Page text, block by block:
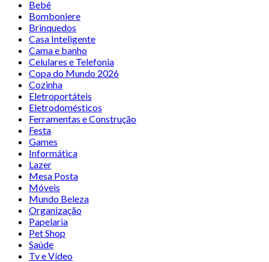
Bebê
Bomboniere
Brinquedos
Casa Inteligente
Cama e banho
Celulares e Telefonia
Copa do Mundo 2026
Cozinha
Eletroportáteis
Eletrodomésticos
Ferramentas e Construção
Festa
Games
Informática
Lazer
Mesa Posta
Móveis
Mundo Beleza
Organização
Papelaria
Pet Shop
Saúde
Tv e Vídeo